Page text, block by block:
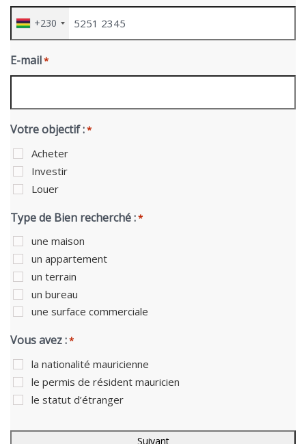
+230
E-mail*
Votre objectif :*
Acheter
Investir
Louer
Type de Bien recherché :*
une maison
un appartement
un terrain
un bureau
une surface commerciale
Vous avez :*
la nationalité mauricienne
le permis de résident mauricien
le statut d’étranger